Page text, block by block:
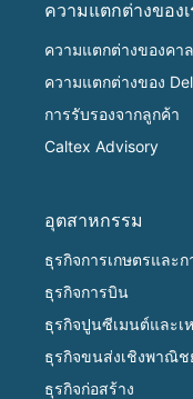
ความแตกต่างของเ
ความแตกต่างของคา
ความแตกต่างของ
การรับรองจากลูกค้า
Caltex Advisory
อุตสาหกรรม
ธุรกิจการเกษตรและ
ธุรกิจการบิน
ธุรกิจปูนซีเมนต์และเ
ธุรกิจขนส่งเชิงพาณิช
ธุรกิจก่อสร้าง